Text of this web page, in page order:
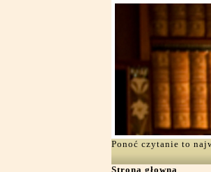
Ponoć czytanie to
Strona głowna